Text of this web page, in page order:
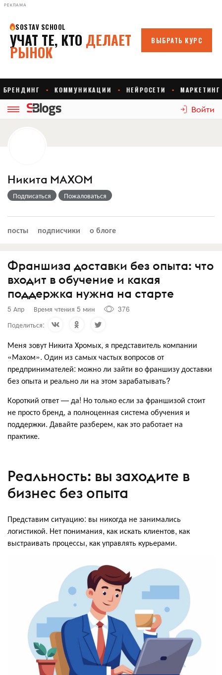
РЕКЛАМА
Войти
Никита МАХОМ
Подписаться Пожаловаться
посты подписчики о блоге
Франшиза доставки без опыта: что
входит в обучение и какая
поддержка нужна на старте
5 Апр Время чтения 5 мин
376
Поделиться:
Меня зовут Никита Хромых, я представитель компании
«Махом». Один из самых частых вопросов от
предпринимателей: можно ли зайти во франшизу доставки
без опыта и реально ли на этом зарабатывать?
Короткий ответ — да! Но только если за франшизой стоит
не просто бренд, а полноценная система обучения и
поддержки. Давайте разберем, как это работает на
практике.
Реальность: вы заходите в
бизнес без опыта
Представим ситуацию: вы никогда не занимались
логистикой. Нет понимания, как искать клиентов, как
выстраивать процессы, как управлять курьерами.